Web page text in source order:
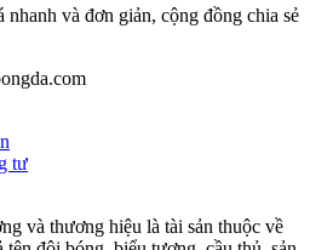
và đơn giản, cộng đồng chia sẻ
tư
và thương hiệu là tài sản thuộc về